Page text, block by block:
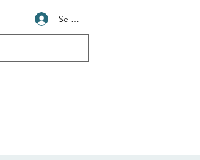
Se connecter